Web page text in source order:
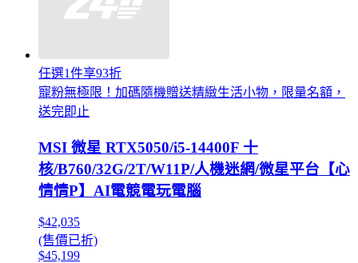
任選1件享93折
寵粉無極限！加碼隨機贈送精緻生活小物，限量名額，
送完即止
MSI 微星 RTX5050/i5-14400F 十
核/B760/32G/2T/W11P/人機迷網/微星平台【心
情情P】AI電競電玩電腦
$42,035
(售價已折)
$45,199